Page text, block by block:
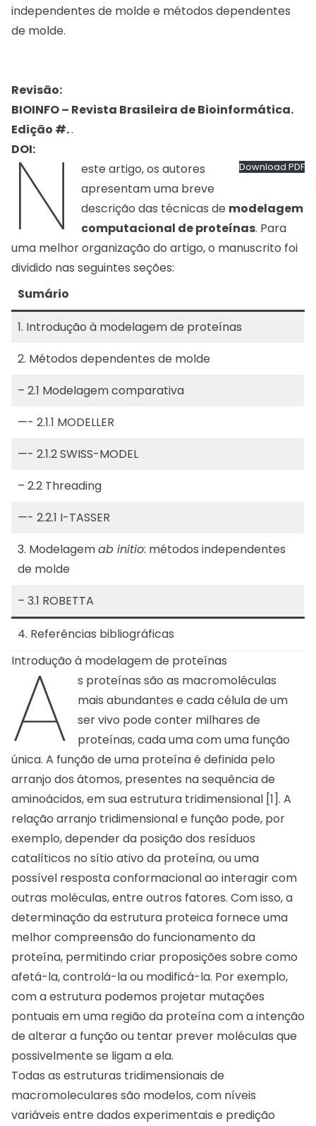
independentes de molde e métodos dependentes
de molde.
Revisão:
BIOINFO – Revista Brasileira de Bioinformática.
Edição #..
DOI:
Download PDF
N
este artigo, os autores
apresentam uma breve
descrição das técnicas de modelagem
computacional de proteínas. Para
uma melhor organização do artigo, o manuscrito foi
dividido nas seguintes seções:
Sumário
1. Introdução à modelagem de proteínas
2. Métodos dependentes de molde
– 2.1 Modelagem comparativa
—- 2.1.1 MODELLER
—- 2.1.2SWISS-MODEL
– 2.2 Threading
—- 2.2.1 I-TASSER
3. Modelagemab initio: métodos independentes
de molde
– 3.1 ROBETTA
4. Referências bibliográficas
Introdução à modelagem de proteínas
A s proteínas são as macromoléculas
mais abundantes e cada célula de um
ser vivo pode conter milhares de
proteínas, cada uma com uma função
única. A função de uma proteína é definida pelo
arranjo dos átomos, presentes na sequência de
aminoácidos, em sua estrutura tridimensional [1]. A
relação arranjo tridimensional e função pode, por
exemplo, depender da posição dos resíduos
catalíticos no sítio ativo da proteína, ou uma
possível resposta conformacional ao interagir com
outras moléculas, entre outros fatores. Com isso, a
determinação da estrutura proteica fornece uma
melhor compreensão do funcionamento da
proteína, permitindo criar proposições sobre como
afetá-la, controlá-la ou modificá-la. Por exemplo,
com a estrutura podemos projetar mutações
pontuais em uma região da proteína com a intenção
de alterar a função ou tentar prever moléculas que
possivelmente se ligam a ela.
Todas as estruturas tridimensionais de
macromoleculares são modelos, com níveis
variáveis entre dados experimentais e predição